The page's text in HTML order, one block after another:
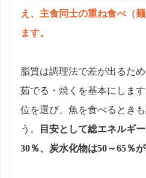
え、主食同士の重ね食べ（
ます。
脂質は調理法で差が出るた
茹でる・焼くを基本にしま
位を選び、魚を食べるとき
う。
目安として総エネルギ
30％、炭水化物は50～65％